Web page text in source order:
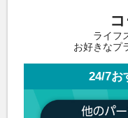
ライフ
お好きなプ
24/7お